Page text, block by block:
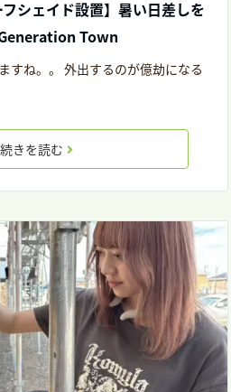
フシェイド設置】暑い日差しを
Town
すね。。 外出するのが億劫になる
続きを読む